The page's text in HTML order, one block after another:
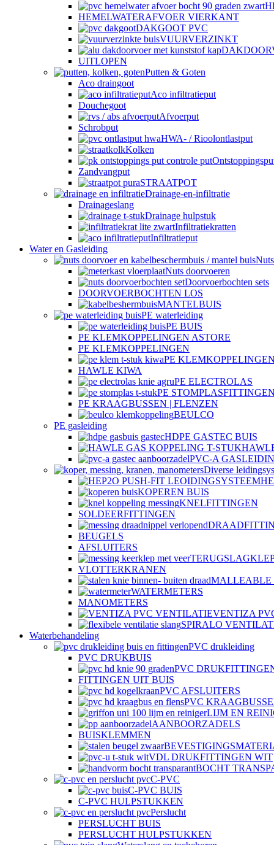
HEMELWATERAFVOER VIERKANT
DAKGOOT PVC
VUURVERZINKT
UITLOPEN
Putten & Goten
Aco draingoot
Aco infiltratieput
Douchegoot
Afvoerput
Schrobput
HWA- / Rioolontlastput
Kolken
Zandvangput
STRAATPOT
Drainage-en-infiltratie
Drainageslang
Drainage hulpstuk
Infiltratiekratten
Infiltratieput
Water en Gasleiding
Nuts
Nuts doorvoeren
Doorvoerbochten sets
DOORVOERBOCHTEN LOS
MANTELBUIS
PE waterleiding
PE BUIS
PE KLEMKOPPELINGEN ASTORE
PE KLEMKOPPELINGEN
PE
HAWLE KIWA
PE ELECTROLAS
PE
PE KRAAGBUSSEN | FLENZEN
BEULCO
PE gasleiding
HDPE GASTEC BUIS
PVC-A
Diverse
KOPEREN BUIS
KNELFITTINGEN
SOLDEERFITTINGEN
BEUGELS
AFSLUITERS
VLOTTERKRANEN
MALLEABLE
WATERMETERS
MANOMETERS
VENTIZA
SPIRALO
Waterbehandeling
PVC drukleiding
PVC DRUKBUIS
PVC
FITTINGEN UIT BUIS
PVC AFSLUITERS
PVC
LIJM EN
AANBOORZADELS
BUISKLEMMEN
VDL DRUKFITTINGEN WIT
BOCHT
C-PVC
C-PVC BUIS
C-PVC HULPSTUKKEN
Perslucht
PERSLUCHT BUIS
PERSLUCHT HULPSTUKKEN